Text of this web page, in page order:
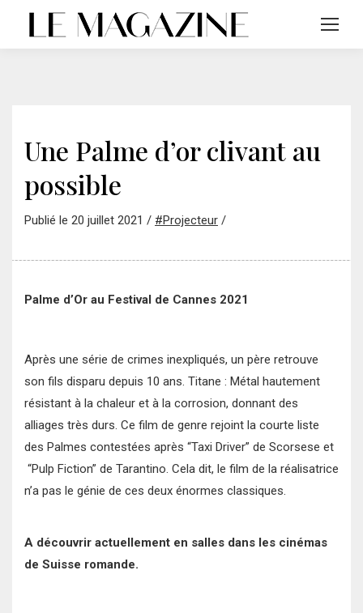
Une Palme d’or clivant au
possible
Publié le 20 juillet 2021 / #Projecteur /
Palme d’Or au Festival de Cannes 2021
Après une série de crimes inexpliqués, un père retrouve
son fils disparu depuis 10 ans. Titane : Métal hautement
résistant à la chaleur et à la corrosion, donnant des
alliages très durs. Ce film de genre rejoint la courte liste
des Palmes contestées après “Taxi Driver” de Scorsese et
“Pulp Fiction” de Tarantino. Cela dit, le film de la réalisatrice
n’a pas le génie de ces deux énormes classiques.
A découvrir actuellement en salles dans les cinémas
de Suisse romande.